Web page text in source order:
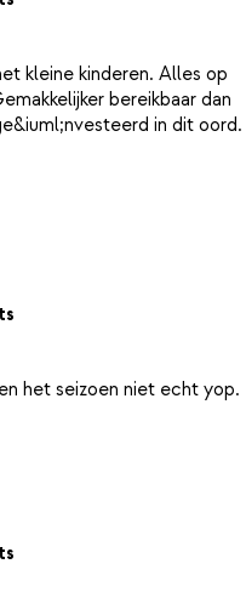
kleine kinderen. Alles op
bereikbaar dan
in dit oord.